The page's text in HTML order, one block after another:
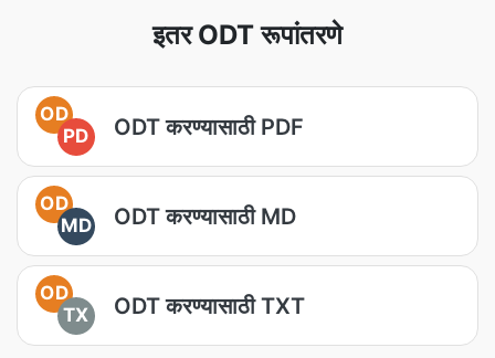
इतर ODT रूपांतरणे
OD
PD
ODT करण्यासाठी PDF
OD
MD
ODT करण्यासाठी MD
OD
TX
ODT करण्यासाठी TXT